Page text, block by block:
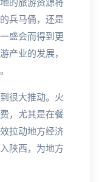
的旅游资源将
兵马俑，还是
盛会而得到更
产业的发展，
很大推动。火
，尤其是在餐
拉动地方经济
陕西，为地方